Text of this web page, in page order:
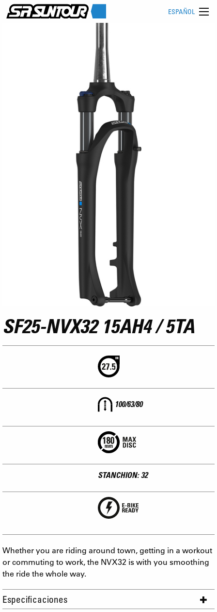
ESPAÑOL
SF25-NVX32 15AH4 / 5TA
100/63/80
STANCHION: 32
Whether you are riding around town, getting in a workout
or commuting to work, the NVX32 is with you smoothing
the ride the whole way.
Especificaciones